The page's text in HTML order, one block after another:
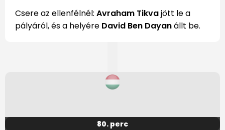
Csere az ellenfélnél: Avraham Tikvajött le a
pályáról, és a helyére David Ben Dayanállt be.
80. perc